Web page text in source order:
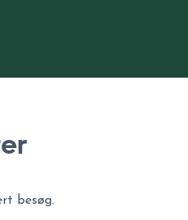
besøg.